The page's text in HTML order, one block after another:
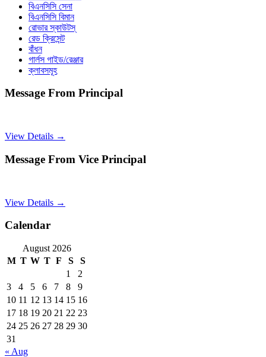
বিএনসিসি সেনা
বিএনসিসি বিমান
রোভার স্কাউটস্
রেড ক্রিসেন্ট
বাঁধন
গার্লস গাইড/রেঞ্জার
ক্লাবসমূহ
Message From Principal
View Details →
Message From Vice Principal
View Details →
Calendar
August 2026
M T W T F S
S
1
2
3
4 5 6 7 8
9
10 11 12 13 14 15 16
17 18 19 20 21 22 23
24 25 26 27 28 29 30
31
« Aug